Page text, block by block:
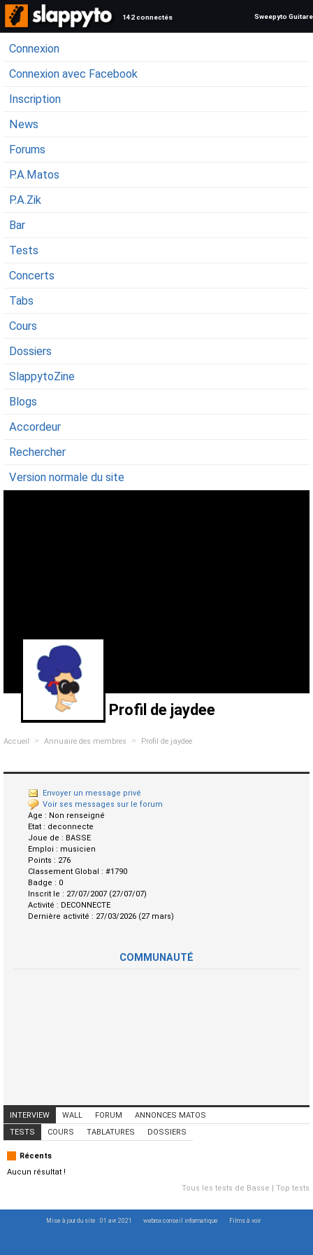
142 connectés Sweepyto Guitare
Connexion
Connexion avec Facebook
Inscription
News
Forums
P.A.Matos
P.A.Zik
Bar
Tests
Concerts
Tabs
Cours
Dossiers
SlappytoZine
Blogs
Accordeur
Rechercher
Version normale du site
Profil de jaydee
Accueil > Annuaire des membres > Profil de jaydee
Envoyer un message privé
Voir ses messages sur le forum
Age : Non renseigné
Etat : deconnecte
Joue de : BASSE
Emploi : musicien
Points : 276
Classement Global : #1790
Badge : 0
Inscrit le : 27/07/2007 (27/07/07)
Activité : DECONNECTE
Dernière activité : 27/03/2026 (27 mars)
COMMUNAUTÉ
INTERVIEW WALL FORUM
ANNONCES MATOS
ANNONCES MUSICIENS
CONCERTS
TESTS COURS TABLATURES DOSSIERS
Récents
Aucun résultat !
Tous les tests de Basse
Top tests
Mise à jour du site : 01 avr. 2021 webrox conseil informatique Films à voir